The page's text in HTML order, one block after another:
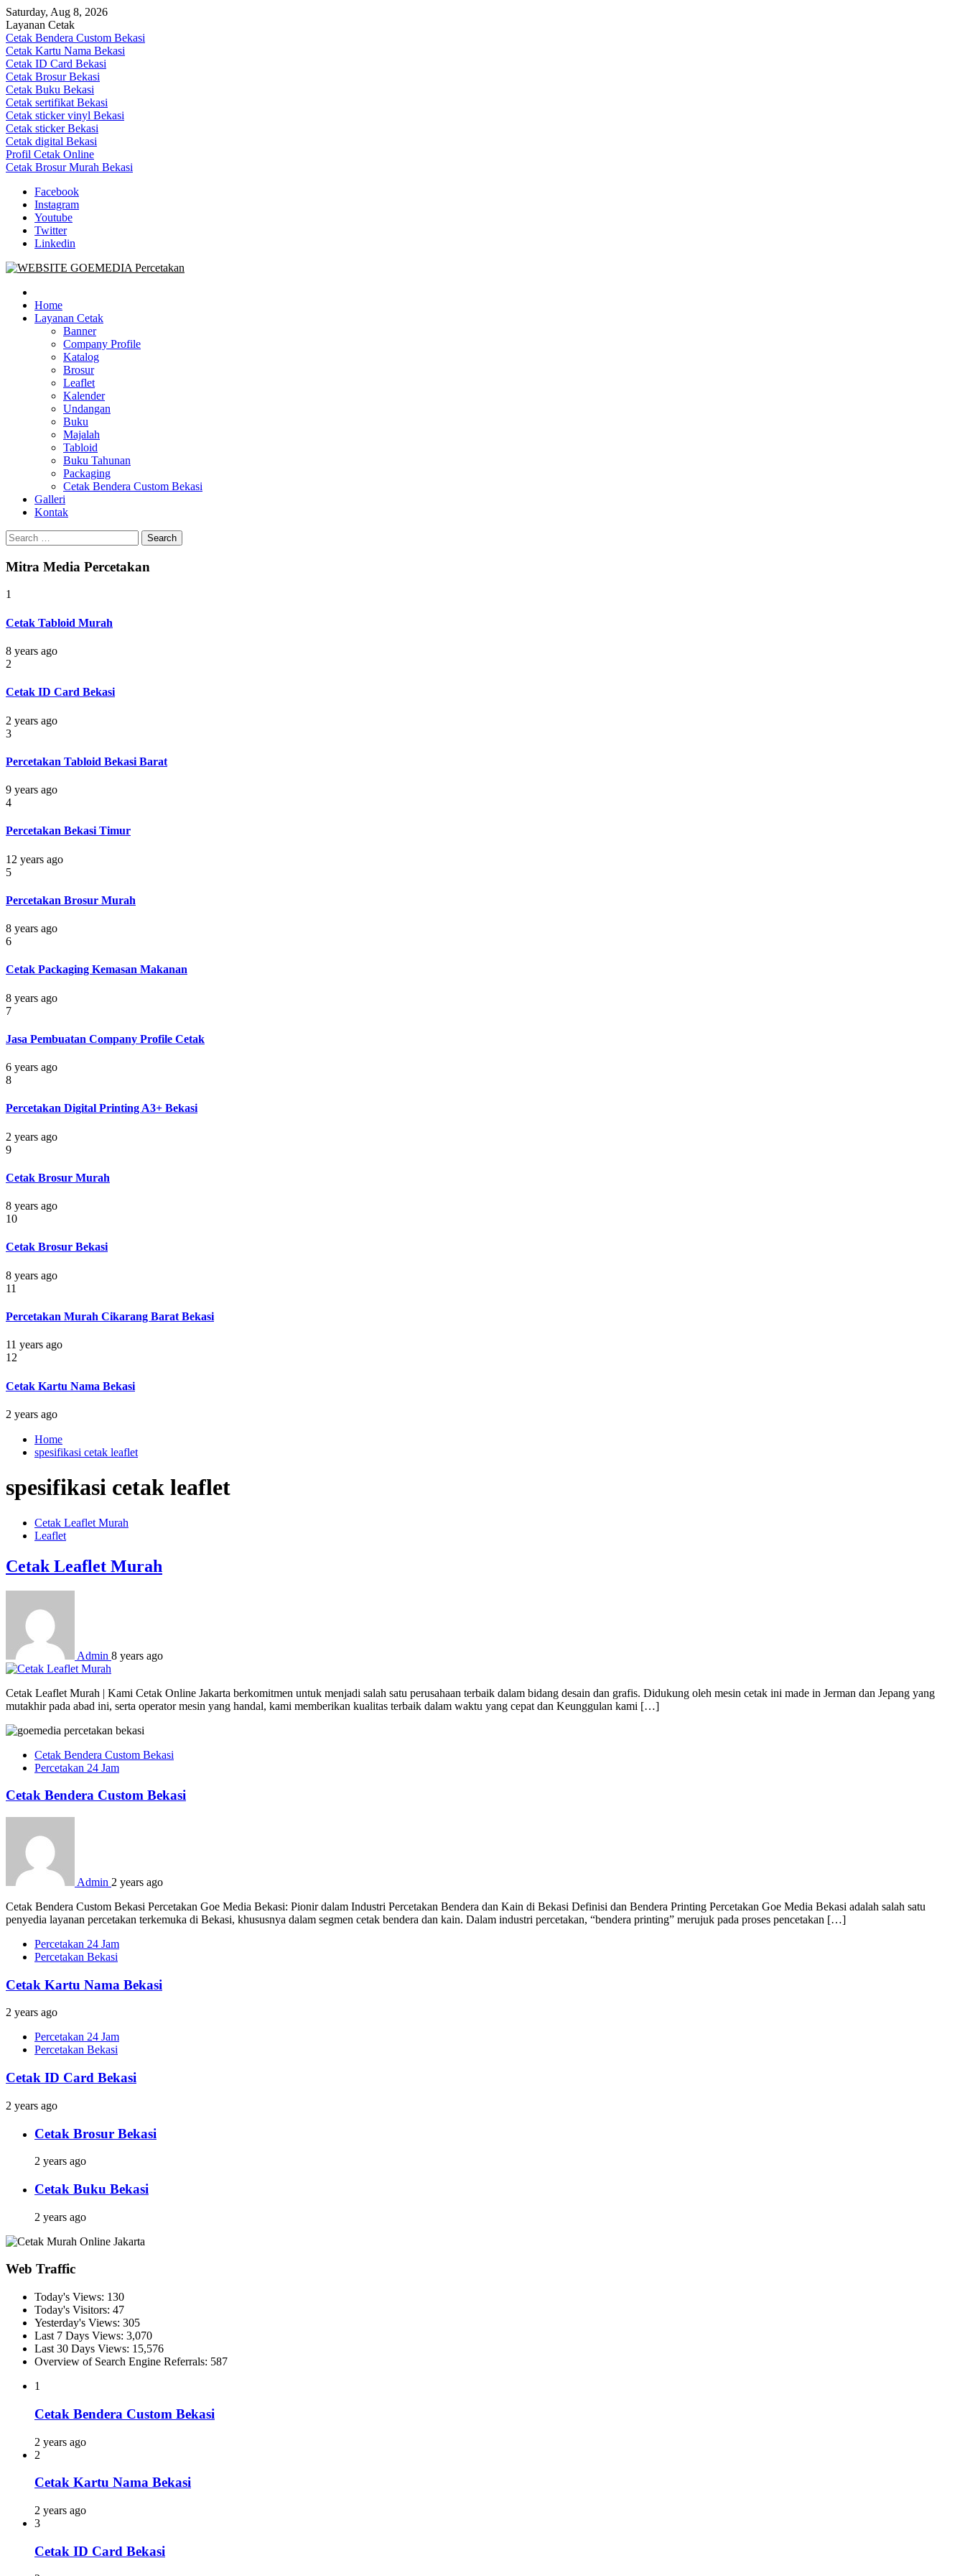
Skip
to
content
Saturday, Aug 8, 2026
Layanan Cetak
Cetak Bendera Custom Bekasi
Cetak Kartu Nama Bekasi
Cetak ID Card Bekasi
Cetak Brosur Bekasi
Cetak Buku Bekasi
Cetak sertifikat Bekasi
Cetak sticker vinyl Bekasi
Cetak sticker Bekasi
Cetak digital Bekasi
Profil Cetak Online
Cetak Brosur Murah Bekasi
Facebook
Instagram
Youtube
Twitter
Linkedin
Goe Media Percetakan | 0822-4439-5599 (Call/WA)
0822-4439-5599 (Call/WA) Percetakan jasa cetak banner buku yasin invoice kartu nama label map nota spanduk stiker undangan pernikahan murah online 24 jam
Home
Layanan Cetak
Banner
Company Profile
Katalog
Brosur
Leaflet
Kalender
Undangan
Buku
Majalah
Tabloid
Buku Tahunan
Packaging
Cetak Bendera Custom Bekasi
Galleri
Kontak
Search
for:
Mitra Media Percetakan
1
Cetak Tabloid Murah
8 years ago
2
Cetak ID Card Bekasi
2 years ago
3
Percetakan Tabloid Bekasi Barat
9 years ago
4
Percetakan Bekasi Timur
12 years ago
5
Percetakan Brosur Murah
8 years ago
6
Cetak Packaging Kemasan Makanan
8 years ago
7
Jasa Pembuatan Company Profile Cetak
6 years ago
8
Percetakan Digital Printing A3+ Bekasi
2 years ago
9
Cetak Brosur Murah
8 years ago
10
Cetak Brosur Bekasi
8 years ago
11
Percetakan Murah Cikarang Barat Bekasi
11 years ago
12
Cetak Kartu Nama Bekasi
2 years ago
Home
spesifikasi cetak leaflet
spesifikasi cetak leaflet
Cetak Leaflet Murah
Leaflet
Cetak Leaflet Murah
Admin 8 years ago
Cetak Leaflet Murah | Kami Cetak Online Jakarta berkomitmen untuk menjadi salah satu perusahaan terbaik dalam bidang desain dan grafis. Didukung oleh mesin cetak ini made in Jerman dan Jepang yang
mutakhir pada abad ini, serta operator mesin yang handal, kami memberikan kualitas terbaik dalam waktu yang cepat dan Keunggulan kami […]
Cetak Bendera Custom Bekasi
Percetakan 24 Jam
Cetak Bendera Custom Bekasi
Admin 2 years ago
Cetak Bendera Custom Bekasi Percetakan Goe Media Bekasi: Pionir dalam Industri Percetakan Bendera dan Kain di Bekasi Definisi dan Bendera Printing Percetakan Goe Media Bekasi adalah salah satu
penyedia layanan percetakan terkemuka di Bekasi, khususnya dalam segmen cetak bendera dan kain. Dalam industri percetakan, “bendera printing” merujuk pada proses pencetakan […]
Percetakan 24 Jam
Percetakan Bekasi
Cetak Kartu Nama Bekasi
2 years ago
Percetakan 24 Jam
Percetakan Bekasi
Cetak ID Card Bekasi
2 years ago
Cetak Brosur Bekasi
2 years ago
Cetak Buku Bekasi
2 years ago
Web Traffic
Today's Views: 130
Today's Visitors: 47
Yesterday's Views: 305
Last 7 Days Views: 3,070
Last 30 Days Views: 15,576
Overview of Search Engine Referrals: 587
1
Cetak Bendera Custom Bekasi
2 years ago
2
Cetak Kartu Nama Bekasi
2 years ago
3
Cetak ID Card Bekasi